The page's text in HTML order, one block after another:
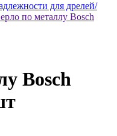
для дрелей/
по металлу Bosch
Bosch